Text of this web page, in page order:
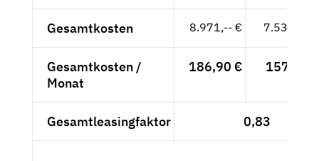
Gesamtkosten 8.971,-- € 7.538,66
Gesamtkosten /
Monat
186,90 € 157,06 €
Gesamtleasingfaktor 0,83